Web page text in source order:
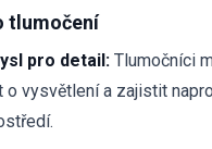
tlumočení
pro detail: Tlumočníci
o vysvětlení a zajistit